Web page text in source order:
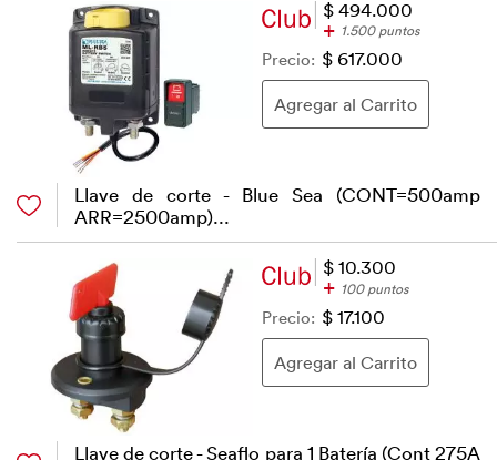
$ 494.000
+ 1.500 puntos
Precio: $ 617.000
Llave de corte - Blue Sea (CONT=500amp
ARR=2500amp)...
$ 10.300
+ 100 puntos
Precio: $ 17.100
Llave de corte - Seaflo para 1 Batería (Cont 275A